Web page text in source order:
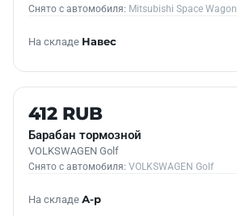
Снято с автомобиля: Mitsubishi Space Wagon
На складе Навес
Б/У В НАЛИЧИИ
412 RUB
Барабан тормозной
VOLKSWAGEN Golf
Снято с автомобиля: VOLKSWAGEN Golf
На складе А-р